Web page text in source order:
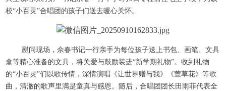
校“小百灵”合唱团的孩子们送去暖心关怀。
慰问现场，佘春书记一行亲手为每位孩子送上书包、画笔、文具
盒等精心准备的文具，将关爱与鼓励装进“新学期礼物”。收到礼物
的“小百灵”们以歌传情，深情演唱《让世界赠与我》《萱草花》等歌
曲，清澈的歌声里满是童真与感恩。随后，合唱团团长田雨菲代表全